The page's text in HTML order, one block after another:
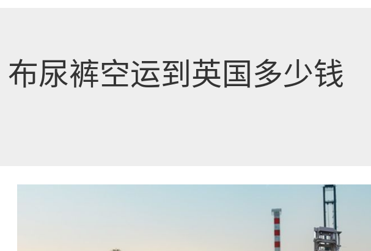
布尿裤空运到英国多少钱